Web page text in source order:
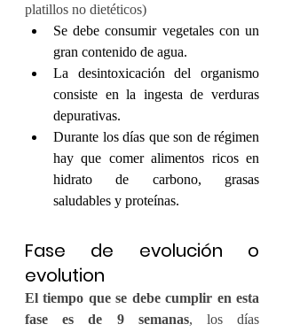
platillos no dietéticos)
Se debe consumir vegetales con un
gran contenido de agua.
La desintoxicación del organismo
consiste en la ingesta de verduras
depurativas.
Durante los días que son de régimen
hay que comer alimentos ricos en
hidrato de carbono, grasas
saludables y proteínas.
Fase de evolución o
evolution
El tiempo que se debe cumplir en esta
fase es de 9 semanas, los días